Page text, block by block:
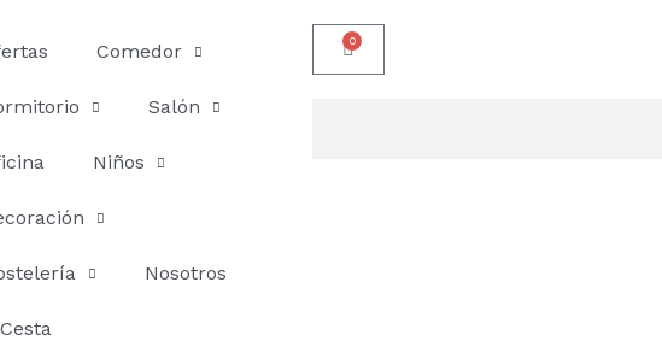
Comedor
Salón
Niños
Nosotros
0
Carrito